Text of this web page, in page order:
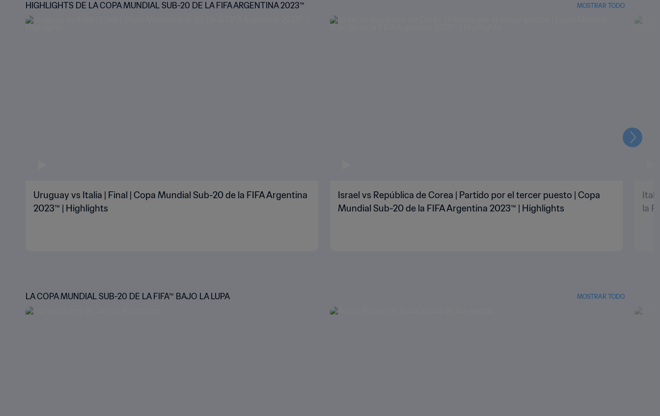
HIGHLIGHTS DE LA COPA MUNDIAL SUB-20 DE LA FIFA ARGENTINA 2023™ MOSTRAR TODO
Uruguay vs Italia | Final | Copa Mundial Sub-20 de la FIFA Argentina
2023™ | Highlights
Israel vs República de Corea | Partido por el tercer puesto | Copa
Mundial Sub-20 de la FIFA Argentina 2023™ | Highlights
la
LA COPA MUNDIAL SUB-20 DE LA FIFA™ BAJO LA LUPA MOSTRAR TODO